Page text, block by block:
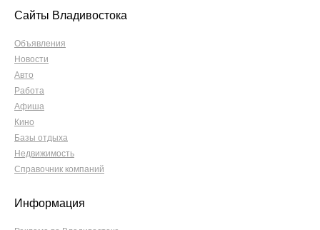
Сайты Владивостока
Объявления
Новости
Авто
Работа
Афиша
Кино
Базы отдыха
Недвижимость
Справочник компаний
Информация